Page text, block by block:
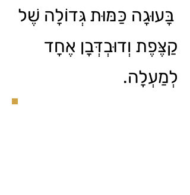
בָּעוּגָה כַּמּוּת גְּדוֹלָה שֶׁל
קַצֶּפֶת וְדוּבְדְּבָן אֶחָד
לְמַעְלָה.